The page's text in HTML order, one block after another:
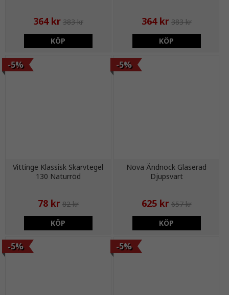
364 kr 383 kr
KÖP
364 kr 383 kr
KÖP
Vittinge Klassisk Skarvtegel
130 Naturröd
-5%
78 kr 82 kr
KÖP
Nova Ändnock Glaserad
Djupsvart
-5%
625 kr 657 kr
KÖP
-5% -5%